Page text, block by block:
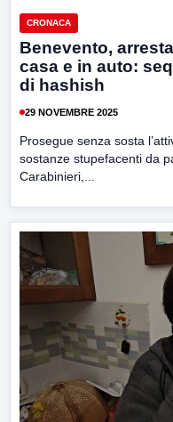
CRONACA
Benevento,
casa e in auto:
di hashish
29 NOVEMBRE 2025
Prosegue senza sosta
sostanze stupefacenti da
Carabinieri,...